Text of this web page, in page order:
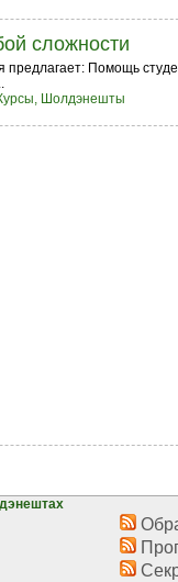
сложности
предлагает: Помощь
Шолдэнешты